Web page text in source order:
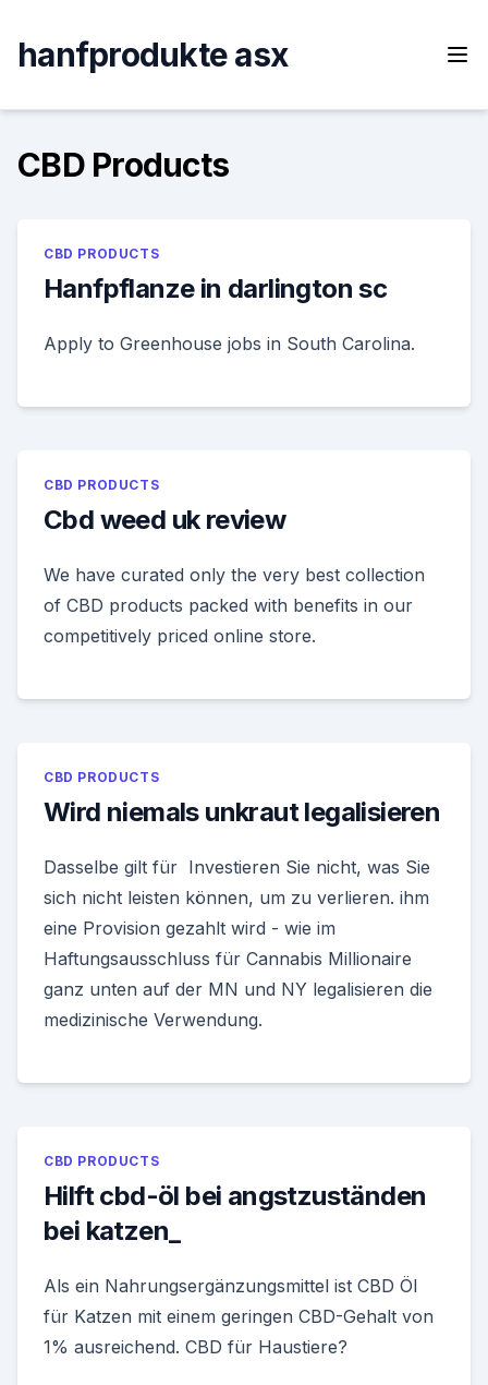
content
hanfprodukte asx
CBD Products
CBD PRODUCTS
Hanfpflanze in darlington sc
Apply to Greenhouse jobs in South Carolina.
CBD PRODUCTS
Cbd weed uk review
We have curated only the very best collection
of CBD products packed with benefits in our
competitively priced online store.
CBD PRODUCTS
Wird niemals unkraut legalisieren
Dasselbe gilt für Investieren Sie nicht, was Sie
sich nicht leisten können, um zu verlieren. ihm
eine Provision gezahlt wird - wie im
Haftungsausschluss für Cannabis Millionaire
ganz unten auf der MN und NY legalisieren die
medizinische Verwendung.
CBD PRODUCTS
Hilft cbd-öl bei angstzuständen
bei katzen_
Als ein Nahrungsergänzungsmittel ist CBD Öl
für Katzen mit einem geringen CBD-Gehalt von
1% ausreichend. CBD für Haustiere?